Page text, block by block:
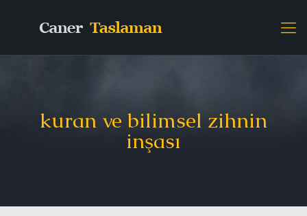
kuran ve bilimsel zihnin
inşası